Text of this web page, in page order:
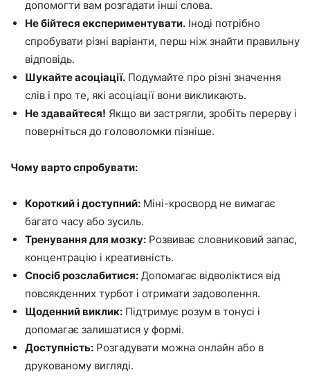
допомогти вам розгадати інші слова.
Не бійтеся експериментувати. Іноді потрібно
спробувати різні варіанти, перш ніж знайти правильну
відповідь.
Шукайте асоціації. Подумайте про різні значення
слів і про те, які асоціації вони викликають.
Не здавайтеся! Якщо ви застрягли, зробіть перерву і
поверніться до головоломки пізніше.
Чому варто спробувати:
Короткий і доступний: Міні-кросворд не вимагає
багато часу або зусиль.
Тренування для мозку: Розвиває словниковий запас,
концентрацію і креативність.
Спосіб розслабитися: Допомагає відволіктися від
повсякденних турбот і отримати задоволення.
Щоденний виклик: Підтримує розум в тонусі і
допомагає залишатися у формі.
Доступність: Розгадувати можна онлайн або в
друкованому вигляді.